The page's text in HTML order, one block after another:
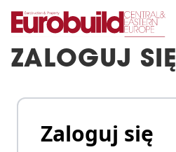
ZALOGUJ SIĘ
Zaloguj się